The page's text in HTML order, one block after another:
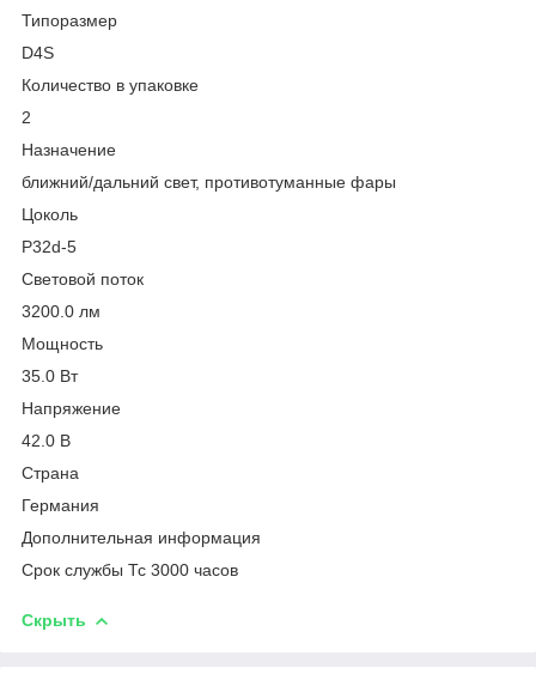
Типоразмер
D4S
Количество в упаковке
2
Назначение
ближний/дальний свет, противотуманные фары
Цоколь
P32d-5
Световой поток
3200.0 лм
Мощность
35.0 Вт
Напряжение
42.0 В
Страна
Германия
Дополнительная информация
Срок службы Тс 3000 часов
Скрыть